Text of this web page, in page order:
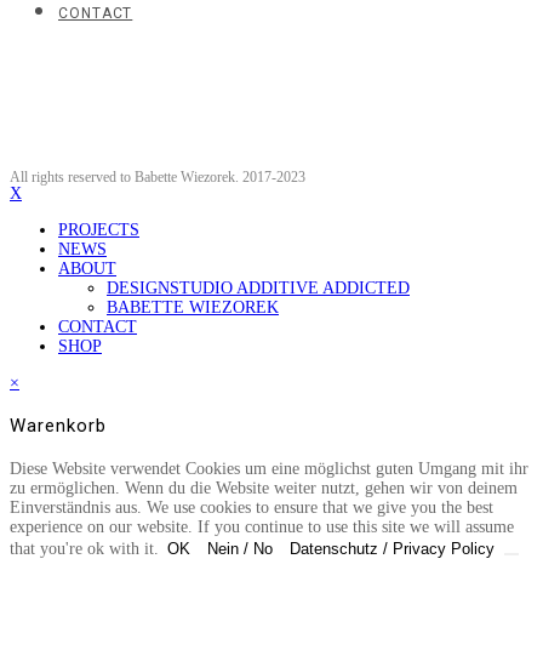
CONTACT
All rights reserved to Babette Wiezorek. 2017-2023
X
PROJECTS
NEWS
ABOUT
DESIGNSTUDIO ADDITIVE ADDICTED
BABETTE WIEZOREK
CONTACT
SHOP
×
Warenkorb
Diese Website verwendet Cookies um eine möglichst guten Umgang mit ihr
zu ermöglichen. Wenn du die Website weiter nutzt, gehen wir von deinem
Einverständnis aus. We use cookies to ensure that we give you the best
experience on our website. If you continue to use this site we will assume
that you're ok with it.
OK Nein / No Datenschutz / Privacy Policy